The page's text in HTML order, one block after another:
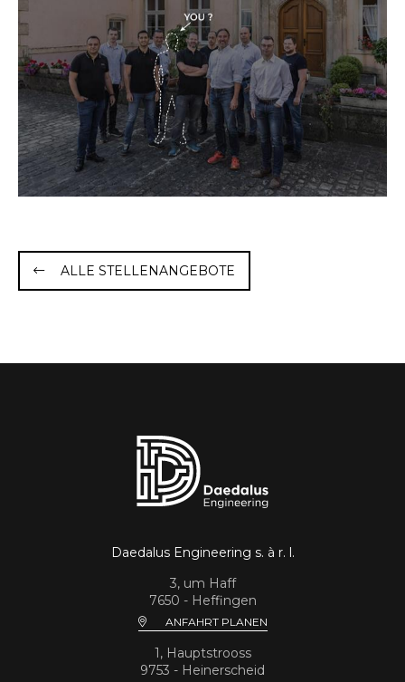
ALLE STELLENANGEBOTE
Daedalus Engineering s. à r. l.
3, um Haff
7650 - Heffingen
ANFAHRT PLANEN
1, Hauptstrooss
9753 - Heinerscheid